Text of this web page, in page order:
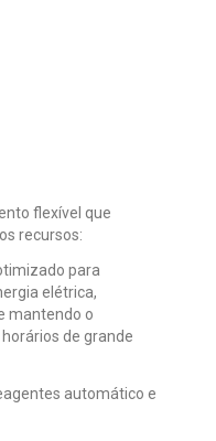
flexível que
recursos:
para
elétrica,
mantendo o
de grande
automático e